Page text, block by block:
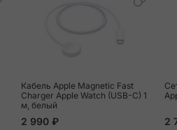
Attelage Strap
Strap
Кабель Apple Magnetic Fast
Charger Apple Watch (USB-C) 1
м, белый
2 990 ₽ 2